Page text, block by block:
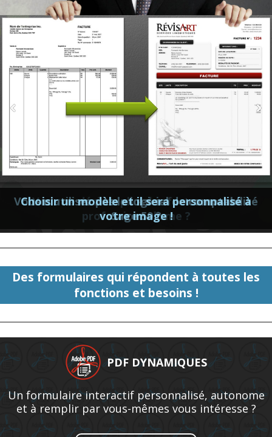
Vous ne désirez plus des factures sans
professionnalisme ?
Vous n'utilisez pas le logiciel de comptabilité
Sage 50 ?
Choisir un modèle et il sera personnalisé à
votre image !
Des formulaires qui répondent à toutes les
fonctions et besoins !
PDF DYNAMIQUES
Un formulaire interactif personnalisé, autonome
et à remplir par vous-mêmes vous intéresse ?